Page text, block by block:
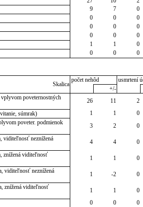
9 7
0
0 0
0
0 0
0
0 0
0
1 1
0
0 0 0
Skalica
počet nehôd
usmrtení
+/-
poveternostných
26 11
2
súmrak)
1 1
0
poveter. podmienok
3 2
0
viditeľnosť neznížená
4 4
0
znížená viditeľnosť
1 1
0
viditeľnosť neznížená
1 -2
0
znížená viditeľnosť
1 1
0
0 0 0